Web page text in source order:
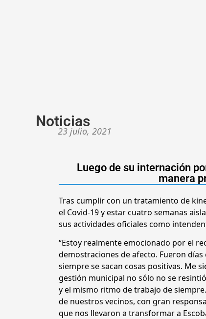
Noticias
23 julio, 2021
Luego de su internación
manera
Tras cumplir con un tratamiento de
el Covid-19 y estar cuatro semanas
sus actividades oficiales como
“Estoy realmente emocionado por el
demostraciones de afecto. Fueron
siempre se sacan cosas positivas. Me
gestión municipal no sólo no se
y el mismo ritmo de trabajo de
de nuestros vecinos, con gran
que nos llevaron a transformar a